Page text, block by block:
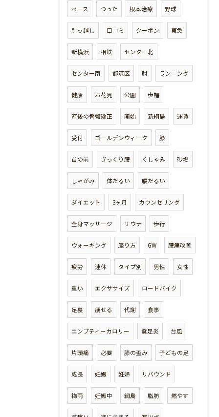
ペース つった 根本治療 野球
引っ越し 口コミ クーポン 東急
新横浜 相鉄 センター北
センター南 都筑区 肘 ランニング
健康 お花見 公園 歩幅
産後の骨盤矯正 開始 新綱島 運賃
受付 ゴールデンウィーク 膝
首の前 ぎっくり腰 くしゃみ 砂場
しゃがみ 体だるい 腰だるい
ダイエット 3ヶ月 カウンセリング
全身マッサージ サウナ 歩行
ウォーキング 座り方 GW 腰痛改善
疲労 連休 タイプ別 男性 女性
重い エクササイズ ロードバイク
足裏 痩せる 代謝 食事
エンプティーカロリー 鵞足炎 台風
片頭痛 必要 膝の歪み 子どもの足
成長 妊娠 妊婦 リバウンド
梅雨 妊娠中 綱島 脂肪 燃やす